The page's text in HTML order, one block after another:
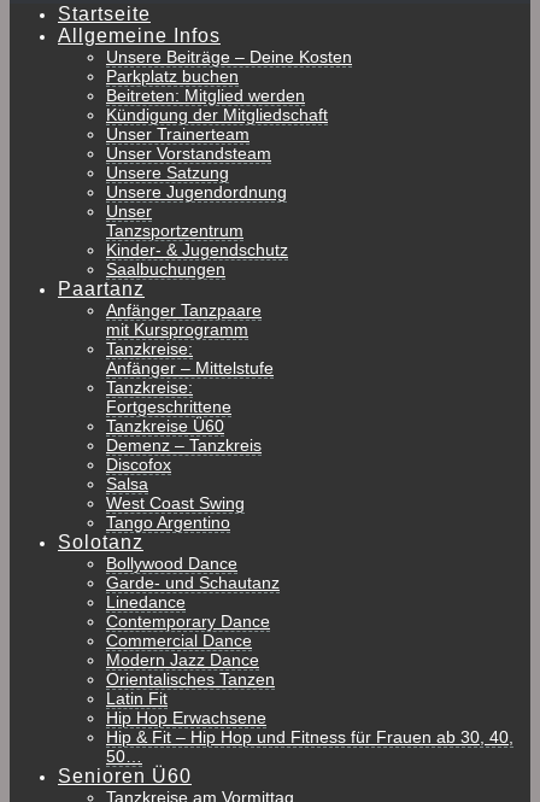
Startseite
Allgemeine Infos
Unsere Beiträge – Deine Kosten
Parkplatz buchen
Beitreten: Mitglied werden
Kündigung der Mitgliedschaft
Unser Trainerteam
Unser Vorstandsteam
Unsere Satzung
Unsere Jugendordnung
Unser
Tanzsportzentrum
Kinder- & Jugendschutz
Saalbuchungen
Paartanz
Anfänger Tanzpaare
mit Kursprogramm
Tanzkreise:
Anfänger – Mittelstufe
Tanzkreise:
Fortgeschrittene
Tanzkreise Ü60
Demenz – Tanzkreis
Discofox
Salsa
West Coast Swing
Tango Argentino
Solotanz
Bollywood Dance
Garde- und Schautanz
Linedance
Contemporary Dance
Commercial Dance
Modern Jazz Dance
Orientalisches Tanzen
Latin Fit
Hip Hop Erwachsene
Hip & Fit – Hip Hop und Fitness für Frauen ab 30, 40,
50…
Senioren Ü60
Tanzkreise am Vormittag